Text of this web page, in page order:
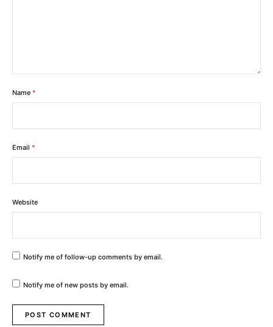
Name *
Email *
Website
Notify me of follow-up comments by email.
Notify me of new posts by email.